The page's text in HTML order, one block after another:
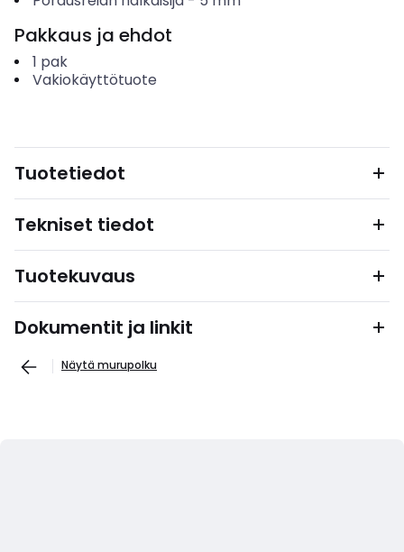
Pakkaus ja ehdot
1 pak
Vakiokäyttötuote
Tuotetiedot
Tekniset tiedot
Tuotekuvaus
Dokumentit ja linkit
Näytä murupolku